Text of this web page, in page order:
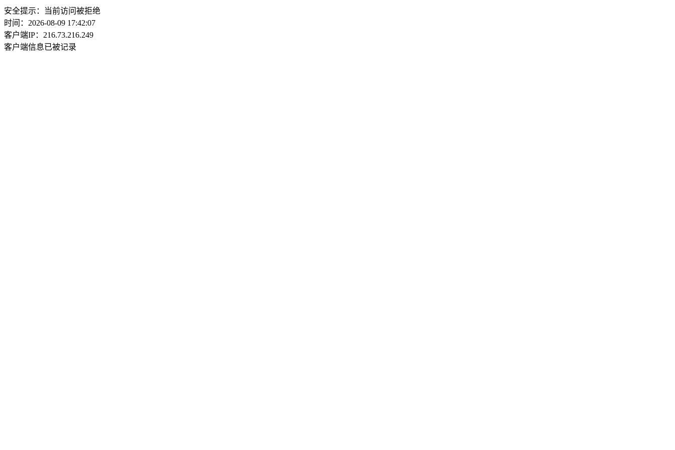
安全提示：当前访问被拒绝
时间：2026-08-09 17:42:07
客户端IP：216.73.216.249
客户端信息已被记录